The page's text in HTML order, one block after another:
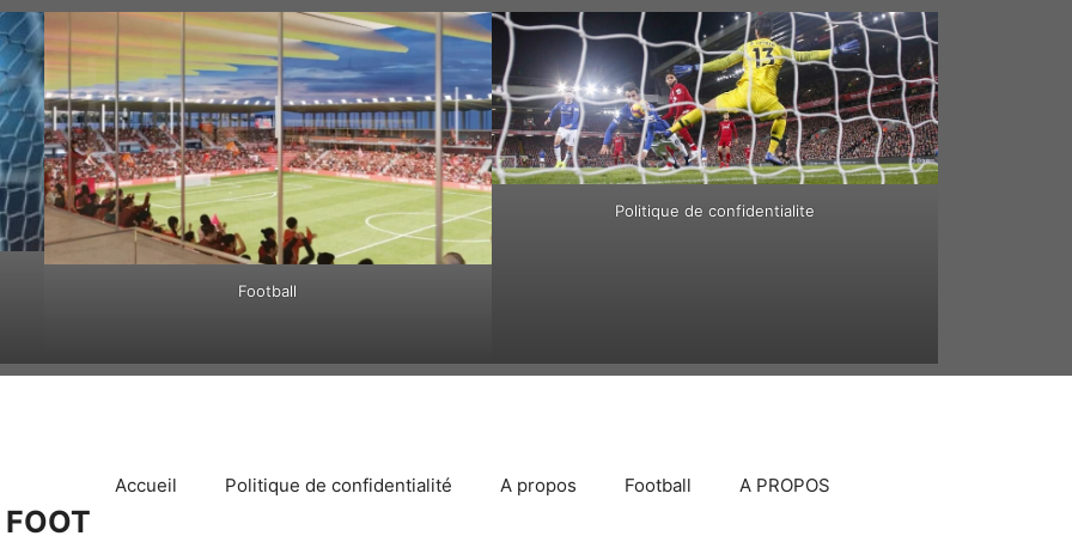
Football
Politique de confidentialite
Accueil Politique de confidentialité A propos Football A PROPOS